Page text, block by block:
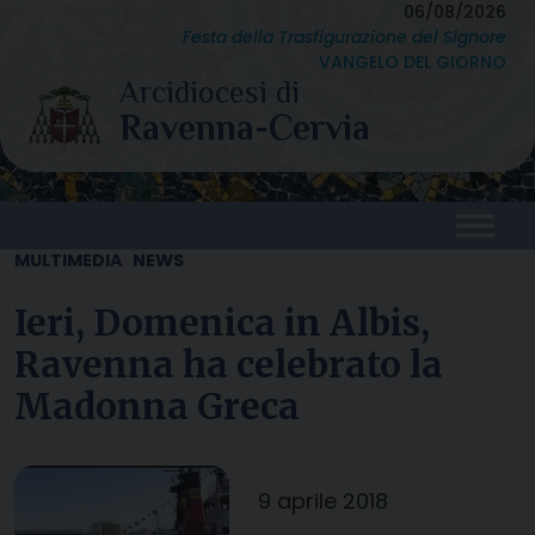
content
06/08/2026
Festa della Trasfigurazione del Signore
VANGELO DEL GIORNO
MULTIMEDIA NEWS
Ieri, Domenica in Albis,
Ravenna ha celebrato la
Madonna Greca
9 aprile 2018